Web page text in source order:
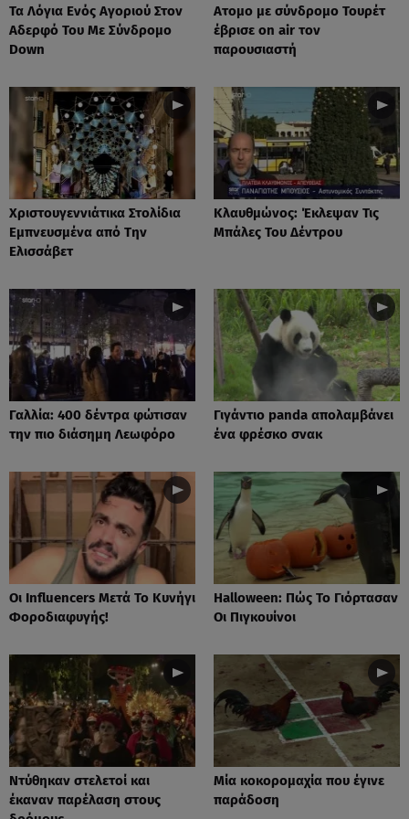
Τα Λόγια Ενός Αγοριού Στον
Αδερφό Του Με Σύνδρομο
Down
Ατομο με σύνδρομο Τουρέτ
έβρισε on air τον
παρουσιαστή
Xριστουγεννιάτικα Στολίδια
Εμπνευσμένα από Την
Ελισσάβετ
Κλαυθμώνος: Έκλεψαν Τις
Μπάλες Του Δέντρου
Γαλλία: 400 δέντρα φώτισαν
την πιο διάσημη Λεωφόρο
Γιγάντιο panda απολαμβάνει
ένα φρέσκο σνακ
Οι Influencers Μετά Το Κυνήγι
Φοροδιαφυγής!
Ηalloween: Πώς Το Γιόρτασαν
Οι Πιγκουίνοι
Nτύθηκαν στελετοί και
έκαναν παρέλαση στους
Mία κοκορομαχία που έγινε
παράδοση